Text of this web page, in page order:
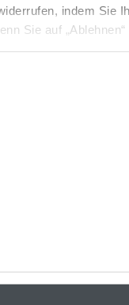
indem Sie
Sie auf